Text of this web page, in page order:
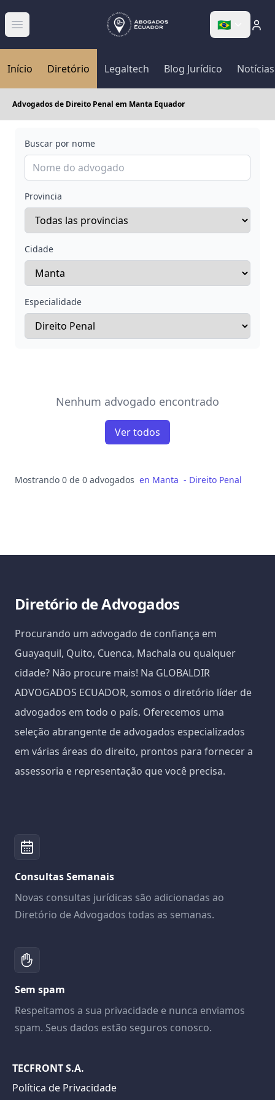
Abrir menú 🇧🇷
Início Diretório Legaltech Blog Jurídico Notícias
Advogados de Direito Penal em Manta Equador
Buscar por nome
Provincia
Cidade
Especialidade
Nenhum advogado encontrado
Ver todos
Mostrando 0 de 0 advogados en Manta - Direito Penal
Diretório de Advogados
Procurando um advogado de confiança em
Guayaquil, Quito, Cuenca, Machala ou qualquer
cidade? Não procure mais! Na GLOBALDIR
ADVOGADOS ECUADOR, somos o diretório líder de
advogados em todo o país. Oferecemos uma
seleção abrangente de advogados especializados
em várias áreas do direito, prontos para fornecer a
assessoria e representação que você precisa.
Consultas Semanais
Novas consultas jurídicas são adicionadas ao
Diretório de Advogados todas as semanas.
Sem spam
Respeitamos a sua privacidade e nunca enviamos
spam. Seus dados estão seguros conosco.
TECFRONT S.A.
Política de Privacidade